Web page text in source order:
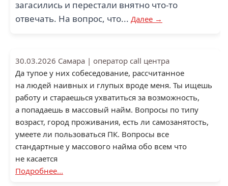
загасились и перестали внятно что-то
отвечать. На вопрос, что... Далее →
30.03.2026 Самара | оператор call центра
Да тупое у них собеседование, рассчитанное
на людей наивных и глупых вроде меня. Ты ищешь
работу и стараешься ухватиться за возможность,
а попадаешь в массовый найм. Вопросы по типу
возраст, город проживания, есть ли самозанятость,
умеете ли пользоваться ПК. Вопросы все
стандартные у массового найма обо всем что
не касается
Подробнее...